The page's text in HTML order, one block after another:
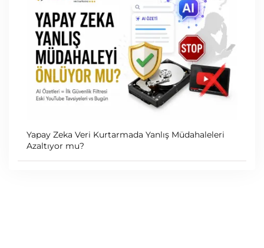
Yapay Zeka Veri Kurtarmada Yanlış Müdahaleleri
Azaltıyor mu?